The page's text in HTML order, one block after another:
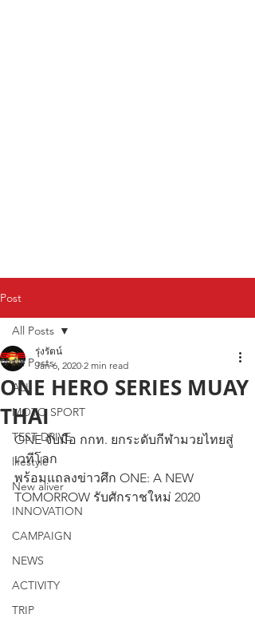
Post
All Posts
ALL
MOTO SPORT
TEST DRIVE
lifestyle
New aliver
INNOVATION
CAMPAIGN
NEWS
ACTIVITY
TRIP
All Posts
ONE HERO SERIES MUAY
THAI
รุ่งรัตน์
Jan 6, 2020 2 min read
ONE จับมือ กกท. ยกระดับกีฬามวยไทยสู่
เวทีโลก
พร้อมแถลงข่าวศึก ONE: A NEW
TOMORROW รับศักราชใหม่ 2020